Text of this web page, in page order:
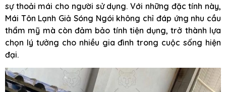
sự thoải mái cho người sử dụng. Với những đặc tính này,
Mái Tôn Lạnh Giả Sóng Ngói không chỉ đáp ứng nhu cầu
thẩm mỹ mà còn đảm bảo tính tiện dụng, trở thành lựa
chọn lý tưởng cho nhiều gia đình trong cuộc sống hiện
đại.